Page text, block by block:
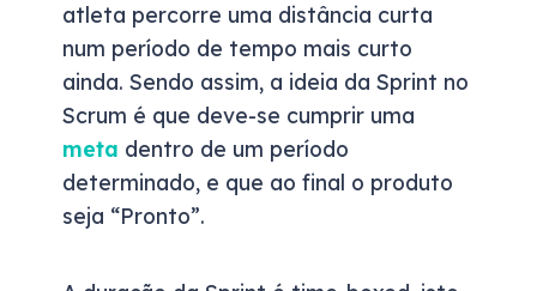
atleta percorre uma distância curta
num período de tempo mais curto
ainda. Sendo assim, a ideia da Sprint no
Scrum é que deve-se cumprir uma
meta dentro de um período
determinado, e que ao final o produto
seja “Pronto”.